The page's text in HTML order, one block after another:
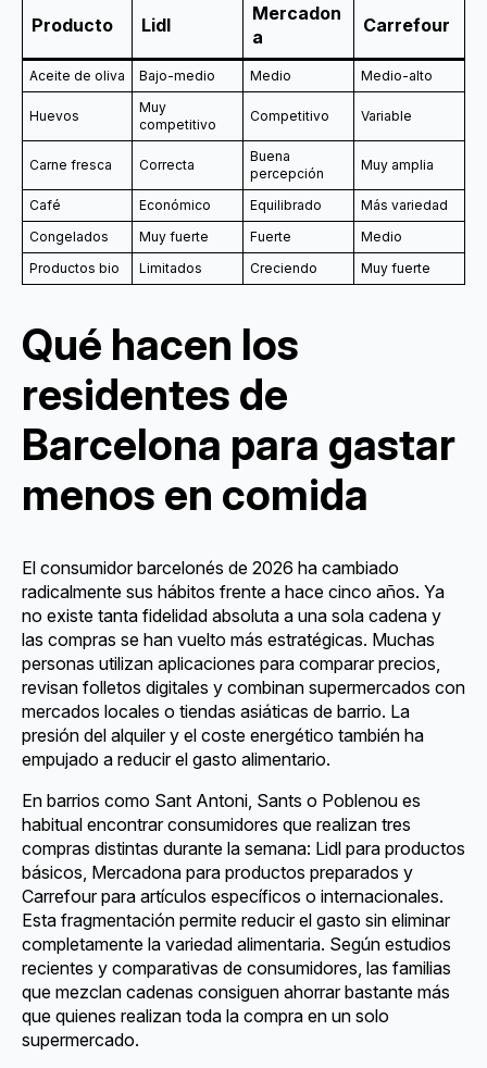
Producto Lidl
Mercadon
a
Carrefour
Aceite de oliva Bajo-medio Medio Medio-alto
Huevos
Muy
competitivo
Competitivo Variable
Carne fresca Correcta
Buena
percepción
Muy amplia
Café Económico Equilibrado
Más variedad
Congelados
Muy fuerte Fuerte
Medio
Productos bio
Limitados Creciendo Muy fuerte
Qué hacen los
residentes de
Barcelona para gastar
menos en comida
El consumidor barcelonés de 2026 ha cambiado
radicalmente sus hábitos frente a hace cinco años. Ya
no existe tanta fidelidad absoluta a una sola cadena y
las compras se han vuelto más estratégicas. Muchas
personas utilizan aplicaciones para comparar precios,
revisan folletos digitales y combinan supermercados con
mercados locales o tiendas asiáticas de barrio. La
presión del alquiler y el coste energético también ha
empujado a reducir el gasto alimentario.
En barrios como Sant Antoni, Sants o Poblenou es
habitual encontrar consumidores que realizan tres
compras distintas durante la semana: Lidl para productos
básicos, Mercadona para productos preparados y
Carrefour para artículos específicos o internacionales.
Esta fragmentación permite reducir el gasto sin eliminar
completamente la variedad alimentaria. Según estudios
recientes y comparativas de consumidores, las familias
que mezclan cadenas consiguen ahorrar bastante más
que quienes realizan toda la compra en un solo
supermercado.